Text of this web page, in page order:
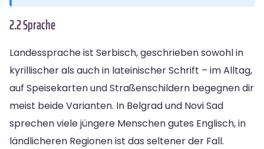
2.2 Sprache
Landessprache ist Serbisch, geschrieben sowohl in
kyrillischer als auch in lateinischer Schrift – im Alltag,
auf Speisekarten und Straßenschildern begegnen dir
meist beide Varianten. In Belgrad und Novi Sad
sprechen viele jüngere Menschen gutes Englisch, in
ländlicheren Regionen ist das seltener der Fall.